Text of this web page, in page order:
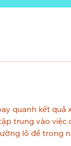
quanh kết quả
trung vào việc
lô đề trong